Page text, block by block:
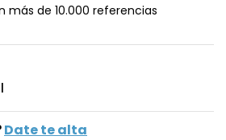
más de 10.000 referencias
Date te alta